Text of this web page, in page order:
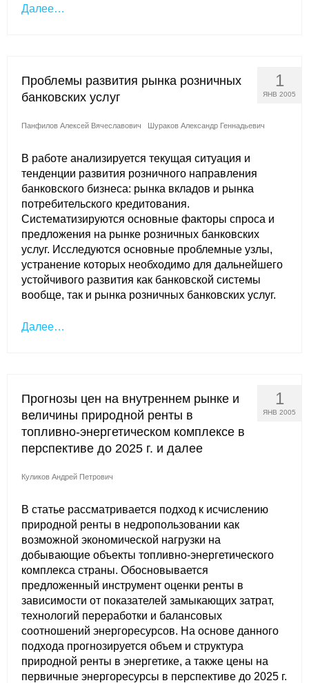
Центр «Климатическая политика и экономика
Кафедра МФТИ
Кафедра МАДИ
Аспирантура
Об аспирантуре
Поступление
Обучение
Нормативные документы
Диссертационный совет
Конкурсы и вакансии
Контакты
Далее…
1
ЯНВ 2005
Проблемы развития рынка розничных
банковских услуг
Панфилов Алексей Вячеславович Шураков Александр Геннадьевич
В работе анализируется текущая ситуация и
тенденции развития розничного направления
банковского бизнеса: рынка вкладов и рынка
потребительского кредитования.
Систематизируются основные факторы спроса и
предложения на рынке розничных банковских
услуг. Исследуются основные проблемные узлы,
устранение которых необходимо для дальнейшего
устойчивого развития как банковской системы
вообще, так и рынка розничных банковских услуг.
Далее…
1
ЯНВ 2005
Прогнозы цен на внутреннем рынке и
величины природной ренты в
топливно-энергетическом комплексе в
перспективе до 2025 г. и далее
Куликов Андрей Петрович
В статье рассматривается подход к исчислению
природной ренты в недропользовании как
возможной экономической нагрузки на
добывающие объекты топливно-энергетического
комплекса страны. Обосновывается
предложенный инструмент оценки ренты в
зависимости от показателей замыкающих затрат,
технологий переработки и балансовых
соотношений энергоресурсов. На основе данного
подхода прогнозируется объем и структура
природной ренты в энергетике, а также цены на
первичные энергоресурсы в перспективе до 2025 г.